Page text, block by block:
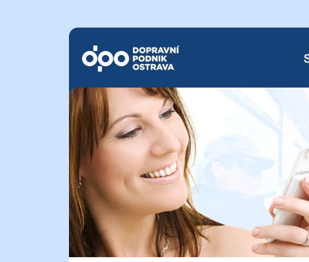
Dopravní podnik Ostrava a.s.
Portál pro vystavení dokladu o zaplacení Dopravního
a.s.